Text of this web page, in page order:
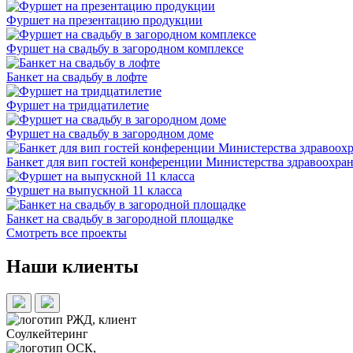
Фуршет на презентацию продукции
Фуршет на свадьбу в загородном комплексе
Банкет на свадьбу в лофте
Фуршет на тридцатилетие
Фуршет на свадьбу в загородном доме
Банкет для вип гостей конференции Министерства
Фуршет на выпускной 11 класса
Банкет на свадьбу в загородной площадке
Смотреть все проекты
Наши клиенты